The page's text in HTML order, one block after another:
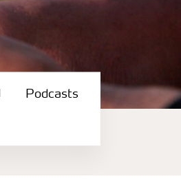
Podcasts